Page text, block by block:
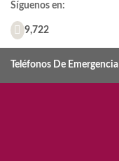
Síguenos en:
9,722
Teléfonos De Emergencia